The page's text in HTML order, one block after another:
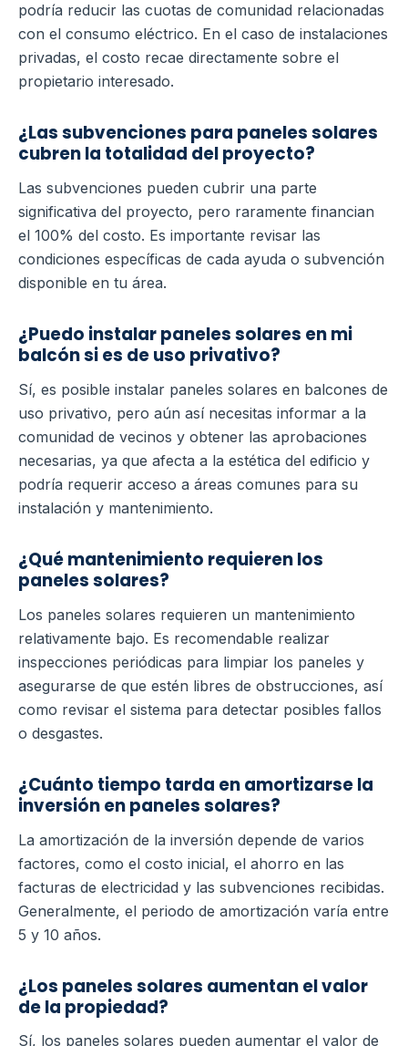
podría reducir las cuotas de comunidad relacionadas
con el consumo eléctrico. En el caso de instalaciones
privadas, el costo recae directamente sobre el
propietario interesado.
¿Las subvenciones para paneles solares
cubren la totalidad del proyecto?
Las subvenciones pueden cubrir una parte
significativa del proyecto, pero raramente financian
el 100% del costo. Es importante revisar las
condiciones específicas de cada ayuda o subvención
disponible en tu área.
¿Puedo instalar paneles solares en mi
balcón si es de uso privativo?
Sí, es posible instalar paneles solares en balcones de
uso privativo, pero aún así necesitas informar a la
comunidad de vecinos y obtener las aprobaciones
necesarias, ya que afecta a la estética del edificio y
podría requerir acceso a áreas comunes para su
instalación y mantenimiento.
¿Qué mantenimiento requieren los
paneles solares?
Los paneles solares requieren un mantenimiento
relativamente bajo. Es recomendable realizar
inspecciones periódicas para limpiar los paneles y
asegurarse de que estén libres de obstrucciones, así
como revisar el sistema para detectar posibles fallos
o desgastes.
¿Cuánto tiempo tarda en amortizarse la
inversión en paneles solares?
La amortización de la inversión depende de varios
factores, como el costo inicial, el ahorro en las
facturas de electricidad y las subvenciones recibidas.
Generalmente, el periodo de amortización varía entre
5 y 10 años.
¿Los paneles solares aumentan el valor
de la propiedad?
Sí, los paneles solares pueden aumentar el valor de